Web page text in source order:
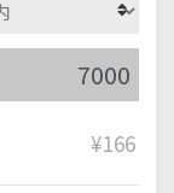
¥166